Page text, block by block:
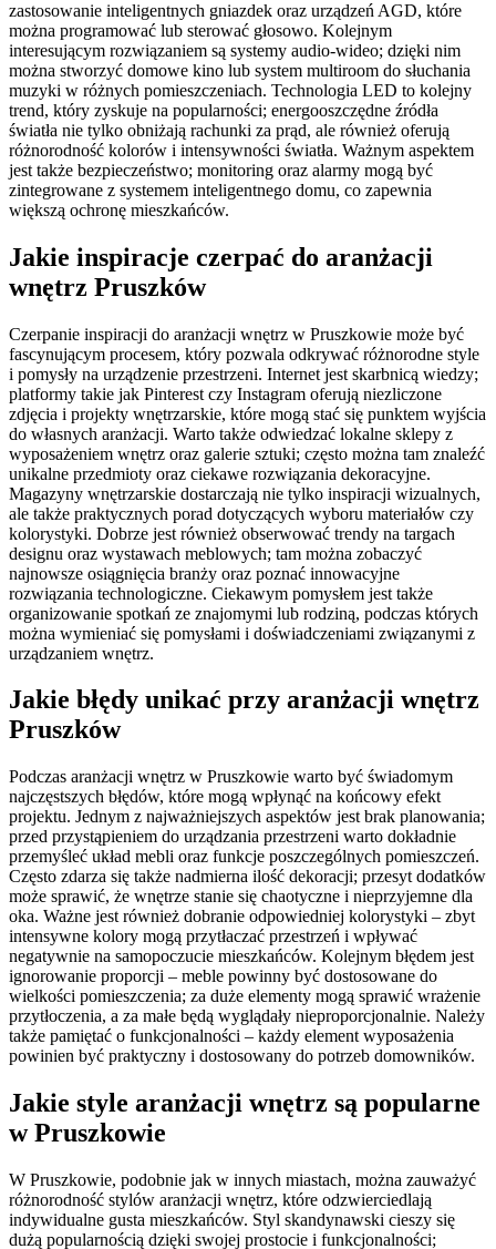
zastosowanie inteligentnych gniazdek oraz urządzeń AGD, które
można programować lub sterować głosowo. Kolejnym
interesującym rozwiązaniem są systemy audio-wideo; dzięki nim
można stworzyć domowe kino lub system multiroom do słuchania
muzyki w różnych pomieszczeniach. Technologia LED to kolejny
trend, który zyskuje na popularności; energooszczędne źródła
światła nie tylko obniżają rachunki za prąd, ale również oferują
różnorodność kolorów i intensywności światła. Ważnym aspektem
jest także bezpieczeństwo; monitoring oraz alarmy mogą być
zintegrowane z systemem inteligentnego domu, co zapewnia
większą ochronę mieszkańców.
Jakie inspiracje czerpać do aranżacji
wnętrz Pruszków
Czerpanie inspiracji do aranżacji wnętrz w Pruszkowie może być
fascynującym procesem, który pozwala odkrywać różnorodne style
i pomysły na urządzenie przestrzeni. Internet jest skarbnicą wiedzy;
platformy takie jak Pinterest czy Instagram oferują niezliczone
zdjęcia i projekty wnętrzarskie, które mogą stać się punktem wyjścia
do własnych aranżacji. Warto także odwiedzać lokalne sklepy z
wyposażeniem wnętrz oraz galerie sztuki; często można tam znaleźć
unikalne przedmioty oraz ciekawe rozwiązania dekoracyjne.
Magazyny wnętrzarskie dostarczają nie tylko inspiracji wizualnych,
ale także praktycznych porad dotyczących wyboru materiałów czy
kolorystyki. Dobrze jest również obserwować trendy na targach
designu oraz wystawach meblowych; tam można zobaczyć
najnowsze osiągnięcia branży oraz poznać innowacyjne
rozwiązania technologiczne. Ciekawym pomysłem jest także
organizowanie spotkań ze znajomymi lub rodziną, podczas których
można wymieniać się pomysłami i doświadczeniami związanymi z
urządzaniem wnętrz.
Jakie błędy unikać przy aranżacji wnętrz
Pruszków
Podczas aranżacji wnętrz w Pruszkowie warto być świadomym
najczęstszych błędów, które mogą wpłynąć na końcowy efekt
projektu. Jednym z najważniejszych aspektów jest brak planowania;
przed przystąpieniem do urządzania przestrzeni warto dokładnie
przemyśleć układ mebli oraz funkcje poszczególnych pomieszczeń.
Często zdarza się także nadmierna ilość dekoracji; przesyt dodatków
może sprawić, że wnętrze stanie się chaotyczne i nieprzyjemne dla
oka. Ważne jest również dobranie odpowiedniej kolorystyki – zbyt
intensywne kolory mogą przytłaczać przestrzeń i wpływać
negatywnie na samopoczucie mieszkańców. Kolejnym błędem jest
ignorowanie proporcji – meble powinny być dostosowane do
wielkości pomieszczenia; za duże elementy mogą sprawić wrażenie
przytłoczenia, a za małe będą wyglądały nieproporcjonalnie. Należy
także pamiętać o funkcjonalności – każdy element wyposażenia
powinien być praktyczny i dostosowany do potrzeb domowników.
Jakie style aranżacji wnętrz są popularne
w Pruszkowie
W Pruszkowie, podobnie jak w innych miastach, można zauważyć
różnorodność stylów aranżacji wnętrz, które odzwierciedlają
indywidualne gusta mieszkańców. Styl skandynawski cieszy się
dużą popularnością dzięki swojej prostocie i funkcjonalności;